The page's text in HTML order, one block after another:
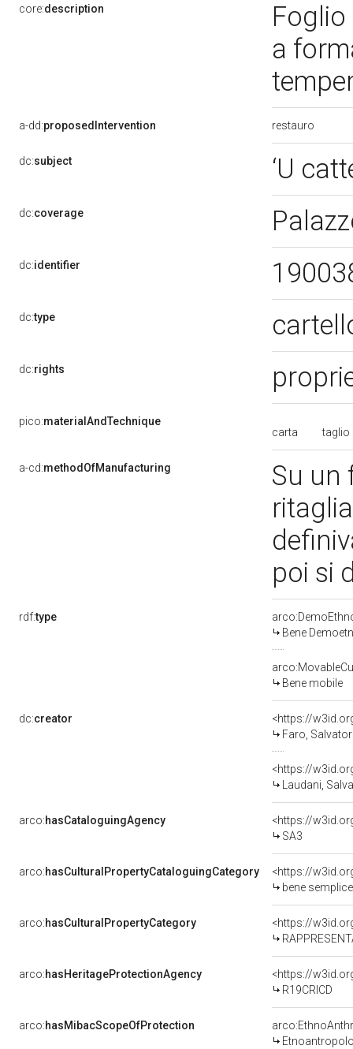
core:description
a
a-dd:proposedIntervention restauro
dc:subject ‘U
dc:coverage
dc:identifier
dc:type
dc:rights
pico:materialAndTechnique
carta
taglio
a-cd:methodOfManufacturing
Su un
poi si
rdf:type
Bene
Bene mobile
dc:creator
<https://
Faro,
<https://
Laudani,
arco:hasCataloguingAgency
<https://
SA3
arco:hasCulturalPropertyCataloguingCategory
<https://
bene semplice
arco:hasCulturalPropertyCategory
<https://
arco:hasHeritageProtectionAgency
<https://
R19CRICD
arco:hasMibacScopeOfProtection